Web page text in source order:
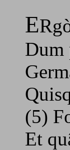
E
Dum
(5)
Et